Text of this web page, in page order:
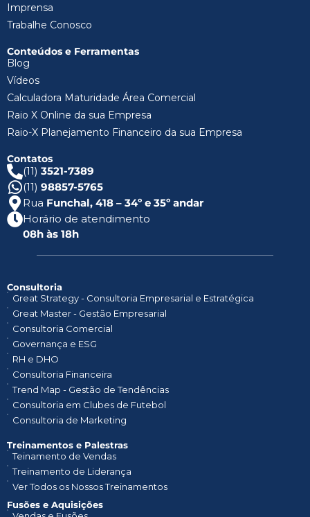
Imprensa
Trabalhe Conosco
Conteúdos e Ferramentas
Blog
Vídeos
Calculadora Maturidade Área Comercial
Raio X Online da sua Empresa
Raio-X Planejamento Financeiro da sua Empresa
Contatos
(11) 3521-7389
(11) 98857-5765
Rua Funchal, 418 – 34º e 35º andar
Horário de atendimento
08h às 18h
Consultoria
Great Strategy - Consultoria Empresarial e Estratégica
Great Master - Gestão Empresarial
Consultoria Comercial
Governança e ESG
RH e DHO
Consultoria Financeira
Trend Map - Gestão de Tendências
Consultoria em Clubes de Futebol
Consultoria de Marketing
Treinamentos e Palestras​
Teinamento de Vendas
Treinamento de Liderança
Ver Todos os Nossos Treinamentos
Fusões e Aquisições